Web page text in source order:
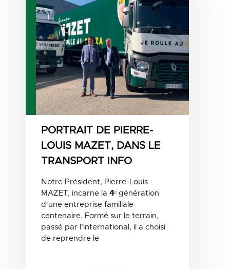
PORTRAIT DE PIERRE-
LOUIS MAZET, DANS LE
TRANSPORT INFO
Notre Président, Pierre-Louis
MAZET, incarne la 𝟰ᵉ génération
d'une entreprise familiale
centenaire. Formé sur le terrain,
passé par l’international, il a choisi
de reprendre le